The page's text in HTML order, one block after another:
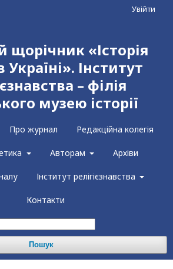
щорічник «Історія
Україні». Інститут
– філія
музею історії
Про журнал Редакційна колегія
Авторам Архіви
Інститут релігієзнавства
Контакти
Пошук
Увійти